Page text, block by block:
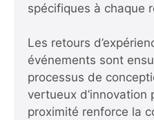
spécifiques à chaque
Les retours
événements sont
processus de
vertueux d’innovation
proximité renforce la